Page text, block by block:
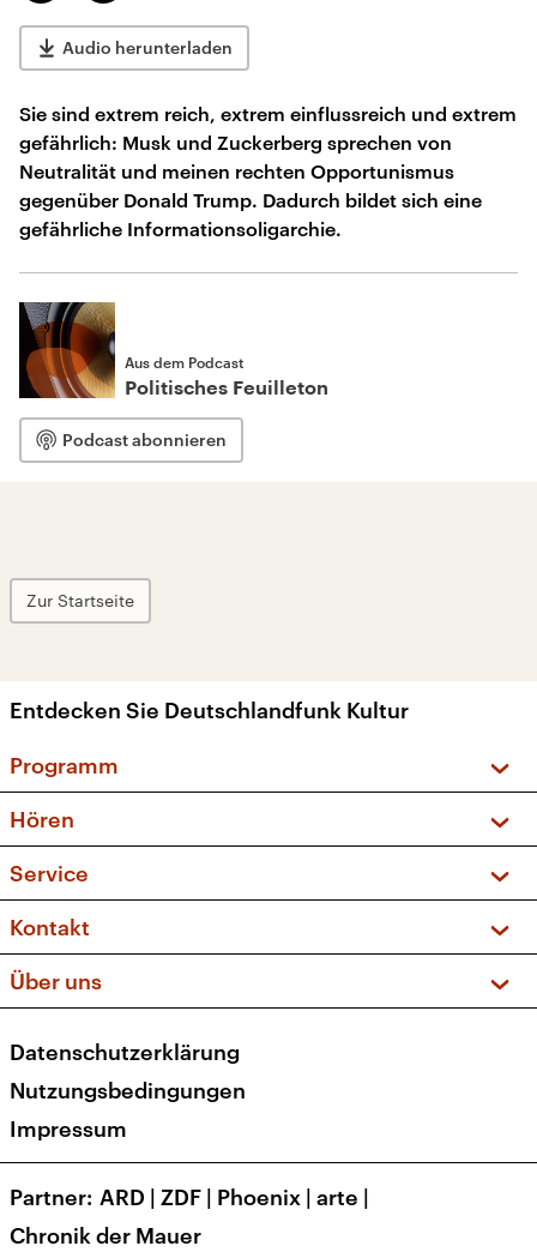
Audio herunterladen
Sie sind extrem reich, extrem einflussreich und extrem
gefährlich: Musk und Zuckerberg sprechen von
Neutralität und meinen rechten Opportunismus
gegenüber Donald Trump. Dadurch bildet sich eine
gefährliche Informationsoligarchie.
Aus dem Podcast
Politisches Feuilleton
Podcast abonnieren
Zur Startseite
Entdecken Sie Deutschlandfunk Kultur
Programm
Sendungen und Podcasts
Musikliste
Kakadu – Das Kinderprogramm
Hören
Frequenzen (UKW + DAB+)
Service
FAQ
Apps
Newsletter
Veranstaltungen
Kontakt
Social Media
Über uns
Presse
Karriere
Transparenz
Datenschutzerklärung
Nutzungsbedingungen
Impressum
Partner ARD | ZDF | Phoenix | arte |
Chronik der Mauer